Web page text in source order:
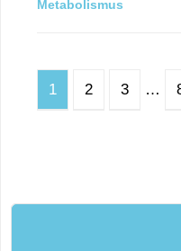
Metabolismus
1 2 3 …